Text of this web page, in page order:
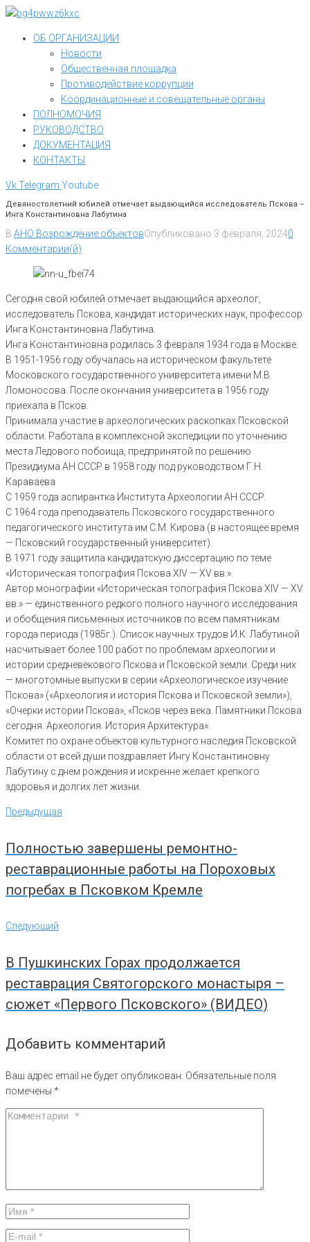
Перейти
контентуОБ ОРГАНИЗАЦИИ
Новости
Общественная площадка
Противодействие коррупции
Координационные и совещательные органы
ПОЛНОМОЧИЯ
РУКОВОДСТВО
ДОКУМЕНТАЦИЯ
КОНТАКТЫ
VkTelegram Youtube
Девяностолетний юбилей отмечает выдающийся исследователь Пскова –
Инга Константиновна Лабутина
В АНО Возрождение объектовОпубликовано 3 февраля, 20240
Комментарии(й)
Сегодня свой юбилей отмечает выдающийся археолог,
исследователь Пскова, кандидат исторических наук, профессор
Инга Константиновна Лабутина.
Инга Константиновна родилась 3 февраля 1934 года в Москве.
В 1951-1956 году обучалась на историческом факультете
Московского государственного университета имени М.В.
Ломоносова. После окончания университета в 1956 году
приехала в Псков.
Принимала участие в археологических раскопках Псковской
области. Работала в комплексной экспедиции по уточнению
места Ледового побоища, предпринятой по решению
Президиума АН СССР в 1958 году под руководством Г.Н.
Караваева
С 1959 года аспирантка Института Археологии АН СССР.
С 1964 года преподаватель Псковского государственного
педагогического института им С.М. Кирова (в настоящее время
— Псковский государственный университет).
В 1971 году защитила кандидатскую диссертацию по теме
«Историческая топография Пскова XIV — XV вв.».
Автор монографии «Историческая топография Пскова XIV — XV
вв.» — единственного редкого полного научного исследования
и обобщения письменных источников по всем памятникам
города периода (1985г.). Список научных трудов И.К. Лабутиной
насчитывает более 100 работ по проблемам археологии и
истории средневекового Пскова и Псковской земли. Среди них
— многотомные выпуски в серии «Археологическое изучение
Пскова» («Археология и история Пскова и Псковской земли»),
«Очерки истории Пскова», «Псков через века. Памятники Пскова
сегодня. Археология. История Архитектура».
Комитет по охране объектов культурного наследия Псковской
области от всей души поздравляет Ингу Константиновну
Лабутину с днем рождения и искренне желает крепкого
здоровья и долгих лет жизни.
Навигация
по
Предыдущая
Предыдущая
Полностью завершены ремонтно-
реставрационные работы на Пороховых
погребах в Псковком Кремле
Следующий
Следующий
В Пушкинских Горах продолжается
реставрация Святогорского монастыря –
сюжет «Первого Псковского» (ВИДЕО)
Добавить комментарий
Ваш адрес email не будет опубликован. Обязательные поля
помечены *